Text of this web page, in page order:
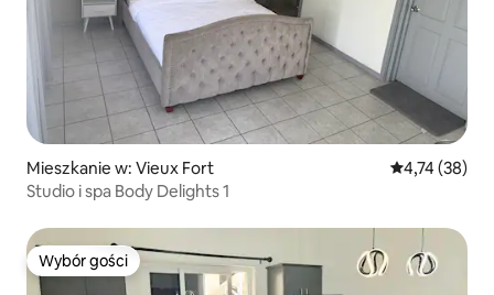
Mieszkanie w: Vieux Fort Średnia
4,74 (38)
Studio i spa Body Delights 1
Wybór gości
Wybór gości